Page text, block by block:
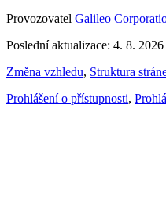
Provozovatel Galileo
Poslední aktualizace: 4. 8. 2026
Změna vzhledu, Struktura
Prohlášení o přístupnosti,